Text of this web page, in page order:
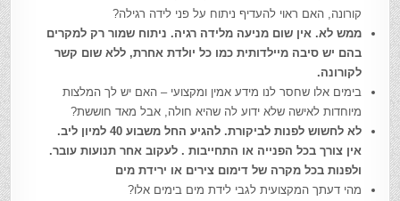
קורונה, האם ראוי להעדיף ניתוח על פני לידה רגילה?
ממש לא. אין שום מניעה מלידה רגיה. ניתוח שמור רק למקרים
בהם יש סיבה מיילדותית כמו כל יולדת אחרת, ללא שום קשר
לקורונה.
בימים אלו שחסר לנו מידע אמין ומקצועי – האם יש לך המלצות
מיוחדות לאישה שלא ידוע לה שהיא חולה, אבל מאד חוששת?
לא לחשוש לפנות לביקורת. להגיע החל משבוע 40 למיון ליב.
אין צורך בכל הפנייה או התחייבות . לעקוב אחר תנועות עובר.
ולפנות בכל מקרה של דימום צירים או ירידת מים
מהי דעתך המקצועית לגבי לידת מים בימים אלו?